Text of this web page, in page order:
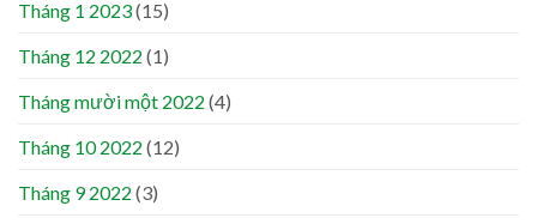
Tháng 1 2023(15)
Tháng 12 2022 (1)
Tháng mười một 2022 (4)
Tháng 10 2022 (12)
Tháng 9 2022 (3)